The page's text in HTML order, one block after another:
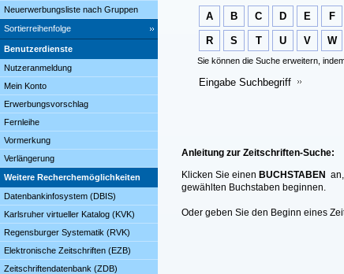
Neuerwerbungsliste nach Gruppen
Sortierreihenfolge
Benutzerdienste
Nutzeranmeldung
Mein Konto
Erwerbungsvorschlag
Fernleihe
Vormerkung
Verlängerung
Weitere Recherchemöglichkeiten
Datenbankinfosystem (DBIS)
Karlsruher virtueller Katalog (KVK)
Regensburger Systematik (RVK)
Elektronische Zeitschriften (EZB)
Zeitschriftendatenbank (ZDB)
A B C D E F
R S T U V W
Sie können die Suche erweitern,
Eingabe Suchbegriff
Anleitung zur Zeitschriften-Suche:
Klicken Sie einen BUCHSTABEN
gewählten Buchstaben beginnen.
Oder geben Sie den Beginn eines